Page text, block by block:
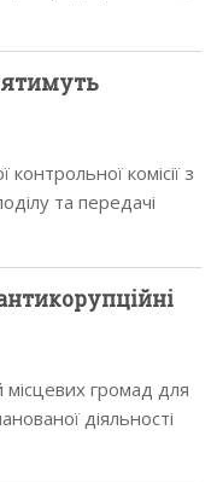
комісії з
та передачі
громад для
діяльності